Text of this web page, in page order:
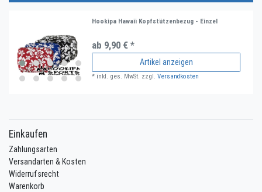
Hookipa Hawaii Kopfstützenbezug - Einzel
ab 9,90 € *
Artikel anzeigen
* inkl. ges. MwSt. zzgl.Versandkosten
Einkaufen
Zahlungsarten
Versandarten & Kosten
Widerrufsrecht
Warenkorb